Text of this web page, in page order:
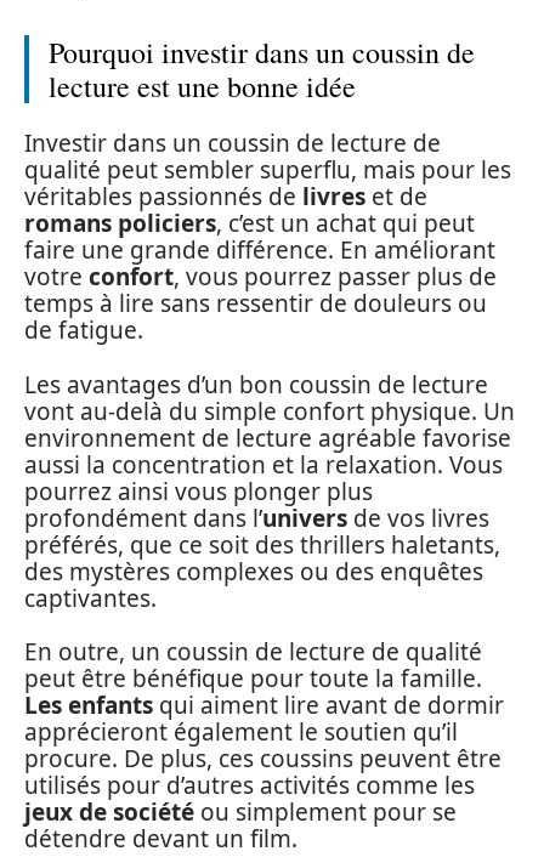
Pourquoi investir dans un coussin de
lecture est une bonne idée
Investir dans un coussin de lecture de
qualité peut sembler superflu, mais pour les
véritables passionnés de livres et de
romans policiers, c’est un achat qui peut
faire une grande différence. En améliorant
votre confort, vous pourrez passer plus de
temps à lire sans ressentir de douleurs ou
de fatigue.
Les avantages d’un bon coussin de lecture
vont au-delà du simple confort physique. Un
environnement de lecture agréable favorise
aussi la concentration et la relaxation. Vous
pourrez ainsi vous plonger plus
profondément dans l’univers de vos livres
préférés, que ce soit des thrillers haletants,
des mystères complexes ou des enquêtes
captivantes.
En outre, un coussin de lecture de qualité
peut être bénéfique pour toute la famille.
Les enfants qui aiment lire avant de dormir
apprécieront également le soutien qu’il
procure. De plus, ces coussins peuvent être
utilisés pour d’autres activités comme les
jeux de société ou simplement pour se
détendre devant un film.